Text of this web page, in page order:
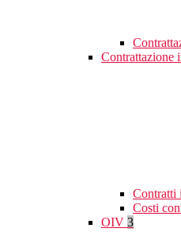
Contrattazione
Contratti
Costi
OIV 3